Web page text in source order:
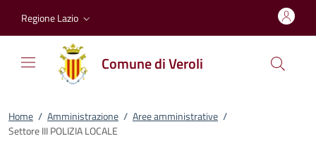
Regione Lazio
Comune di Veroli
Home / Amministrazione / Aree amministrative /
Settore III POLIZIA LOCALE